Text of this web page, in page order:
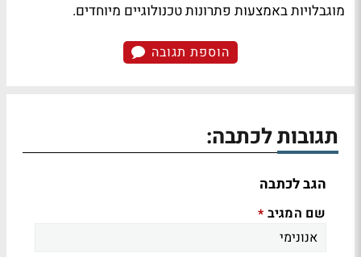
מוגבלויות באמצעות פתרונות טכנולוגיים מיוחדים.
הוספת תגובה
תגובות לכתבה:
הגב לכתבה
שם המגיב *